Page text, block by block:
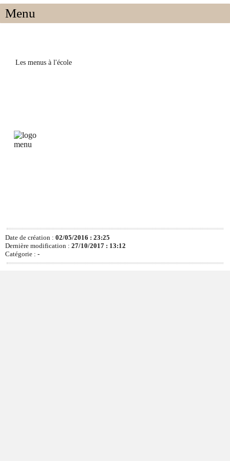
Menu
Les menus à l'école
Date de création : 02/05/2016 : 23:25
Dernière modification : 27/10/2017 : 13:12
Catégorie : -